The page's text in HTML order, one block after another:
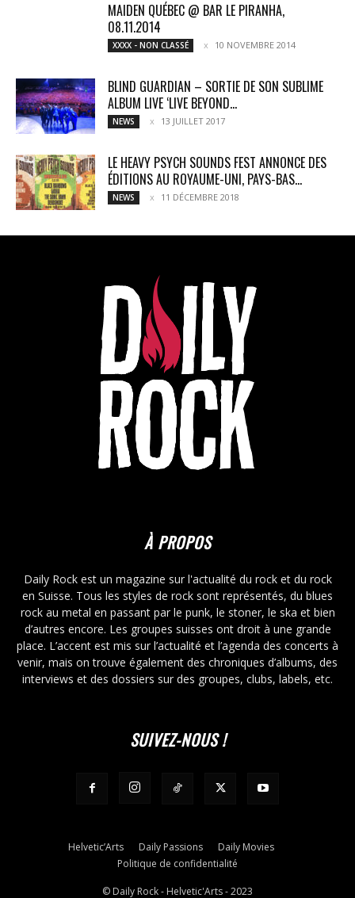
MAIDEN QUÉBEC @ BAR LE PIRANHA,
08.11.2014
XXXX - NON CLASSÉ 10 NOVEMBRE 2014
BLIND GUARDIAN – SORTIE DE SON SUBLIME
ALBUM LIVE ‘LIVE BEYOND...
NEWS 13 JUILLET 2017
LE HEAVY PSYCH SOUNDS FEST ANNONCE DES
ÉDITIONS AU ROYAUME-UNI, PAYS-BAS...
NEWS 11 DÉCEMBRE 2018
À PROPOS
Daily Rock est un magazine sur l'actualité du rock et du rock
en Suisse. Tous les styles de rock sont représentés, du blues
rock au metal en passant par le punk, le stoner, le ska et bien
d’autres encore. Les groupes suisses ont droit à une grande
place. L’accent est mis sur l’actualité et l’agenda des concerts à
venir, mais on trouve également des chroniques d’albums, des
interviews et des dossiers sur des groupes, clubs, labels, etc.
SUIVEZ-NOUS !
Helvetic’Arts Daily Passions
Daily Movies
Politique de confidentialité
© Daily Rock - Helvetic'Arts - 2023